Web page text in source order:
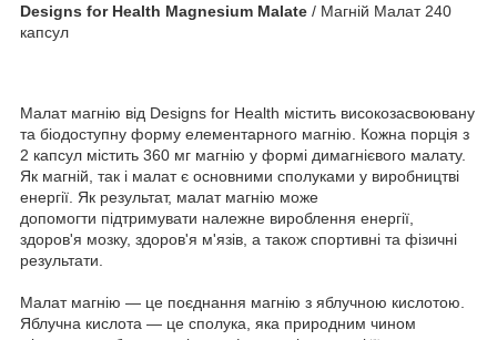
Designs for Health Magnesium Malate / Магній Малат 240
капсул
Малат магнію від Designs for Health містить високозасвоювану
та біодоступну форму елементарного магнію. Кожна порція з
2 капсул містить 360 мг магнію у формі димагнієвого малату.
Як магній, так і малат є основними сполуками у виробництві
енергії. Як результат, малат магнію може
допомогти підтримувати належне вироблення енергії,
здоров'я мозку, здоров'я м'язів, а також спортивні та фізичні
результати.
Малат магнію — це поєднання магнію з яблучною кислотою.
Яблучна кислота — це сполука, яка природним чином